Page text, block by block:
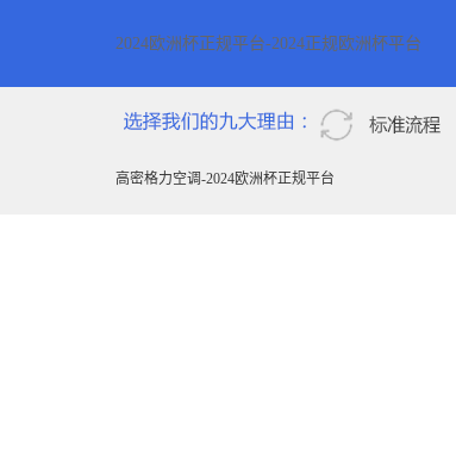
2024欧洲杯正规平台-2024正规欧洲杯平台
高密格力空调-2024欧洲杯正规平台